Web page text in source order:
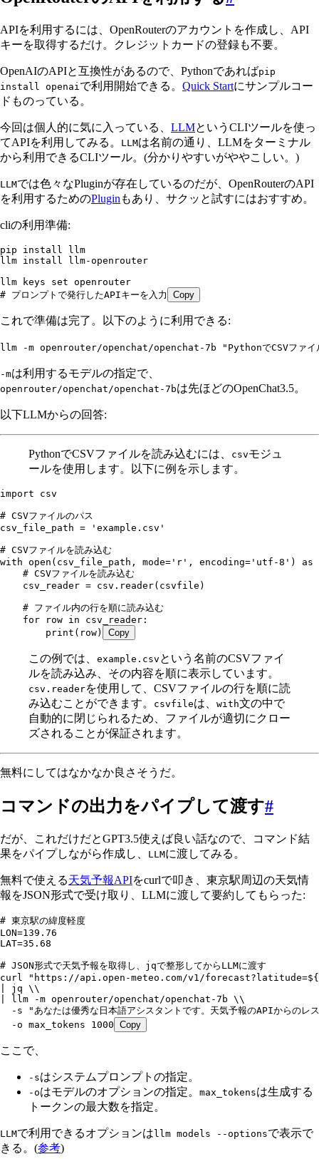
APIを利用するには、OpenRouterのアカウントを作成し、API
キーを取得するだけ。クレジットカードの登録も不要。
OpenAIのAPIと互換性があるので、Pythonであればpip
install openai で利用開始できる。 Quick Startにサンプルコー
ドものっている。
今回は個人的に気に入っている、 LLMというCLIツールを使っ
てAPIを利用してみる。
LLMは名前の通り、LLMをターミナル
から利用できるCLIツール。(分かりやすいがややこしい。)
LLMでは色々なPluginが存在しているのだが、OpenRouterのAPI
を利用するためのPlugin もあり、サクッと試すにはおすすめ。
cliの利用準備:
pip install
llm
llm install
llm-openrouter
llm keys set openrouter
# プロンプトで発行したAPIキーを入力
Copy
これで準備は完了。以下のように利用できる:
llm -m openrouter/openchat/openchat-7b "PythonでCSVファイ
-mは利用するモデルの指定で、
openrouter/openchat/openchat-7bは先ほどのOpenChat3.5。
以下LLMからの回答:
PythonでCSVファイルを読み込むには、 csvモジュ
ールを使用します。以下に例を示します。
import csv
# CSVファイルのパス
csv_file_path = 'example.csv'
# CSVファイルを読み込む
with open (csv_file_path, mode= 'r' , encoding= 'utf-8' ) as
    # CSVファイルを読み込む
    csv_reader
= csv . reader(csvfile)
    # ファイル内の行を順に読み込む
    for
row in csv_reader :
        print
(row) Copy
この例では、 example.csv という名前のCSVファイ
ルを読み込み、その内容を順に表示しています。
csv.readerを使用して、CSVファイルの行を順に読
み込むことができます。
csvfileは、 with文の中で
自動的に閉じられるため、ファイルが適切にクロー
ズされることが保証されます。
無料にしてはなかなか良さそうだ。
コマンドの出力をパイプして渡す#
だが、これだけだとGPT3.5使えば良い話なので、コマンド結
果をパイプしながら作成し、
LLMに渡してみる。
無料で使える天気予報APIをcurlで叩き、東京駅周辺の天気情
報をJSON形式で受け取り、LLMに渡して要約してもらった:
# 東京駅の緯度軽度
LON=139.76
LAT=35.68
# JSON形式で天気予報を取得し、jqで整形してからLLMに渡す
curl
"https://api.open-meteo.com/v1/forecast?latitude=${
jq \\
llm -m openrouter/openchat/openchat-7b \\
  -s
"あなたは優秀な日本語アシスタントです。天気予報のAPIからのレ
  -o
max_tokens 1000 Copy
ここで、
-sはシステムプロンプトの指定。
-oはモデルのオプションの指定。 max_tokensは生成する
トークンの最大数を指定。
LLMで利用できるオプションはllm models --optionsで表示で
きる。(参考)